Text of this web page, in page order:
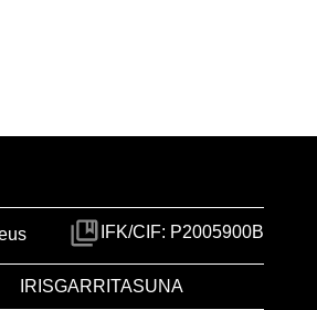
IFK/CIF: P2005900B
IRISGARRITASUNA